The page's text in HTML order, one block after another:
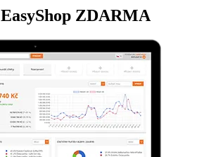
EasyShop ZDARMA